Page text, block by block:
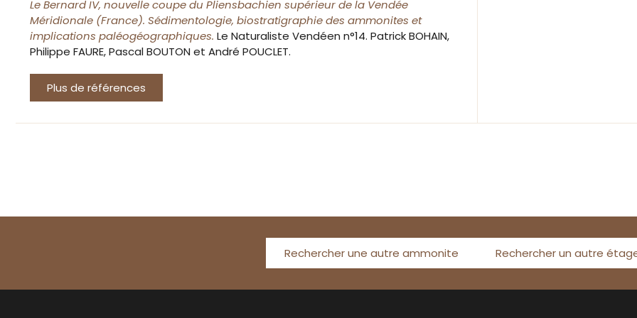
Le Bernard IV, nouvelle coupe du Pliensbachien supérieur de la Vendée
Méridionale (France). Sédimentologie, biostratigraphie des ammonites et
implications paléogéographiques. Le Naturaliste Vendéen n°14. Patrick BOHAIN,
Philippe FAURE, Pascal BOUTON et André POUCLET.
Plus de références
Rechercher une autre ammonite Rechercher un autre